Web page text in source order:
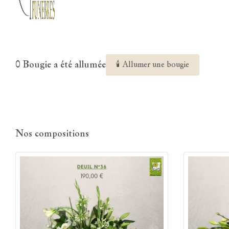
0 Bougie a été allumée 🕯 Allumer une bougie
Nos compositions